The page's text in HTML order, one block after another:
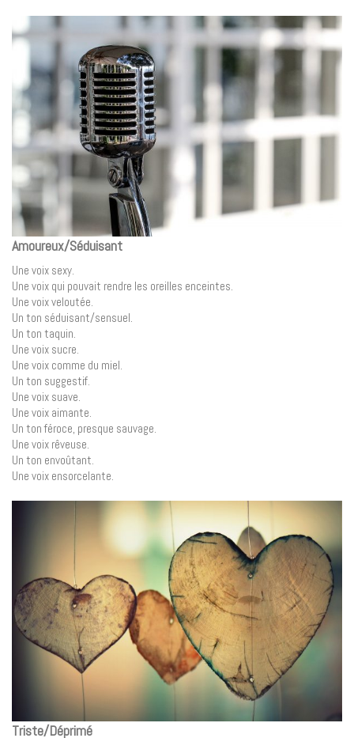
Amoureux/Séduisant
Une voix sexy.
Une voix qui pouvait rendre les oreilles enceintes.
Une voix veloutée.
Un ton séduisant/sensuel.
Un ton taquin.
Une voix sucre.
Une voix comme du miel.
Un ton suggestif.
Une voix suave.
Une voix aimante.
Un ton féroce, presque sauvage.
Une voix rêveuse.
Un ton envoûtant.
Une voix ensorcelante.
Triste/Déprimé